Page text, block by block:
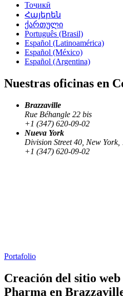
Тоҷикӣ
Հայերեն
ქართული
Português (Brasil)
Español (Latinoamérica)
Español (México)
Español (Argentina)
Nuestras oficinas en
Brazzaville
Rue Béhangle 22 bis
+1 (347) 620-09-02
Nueva York
Division Street 40, New York,
+1 (347) 620-09-02
Portafolio
Creación del sitio
Pharma en